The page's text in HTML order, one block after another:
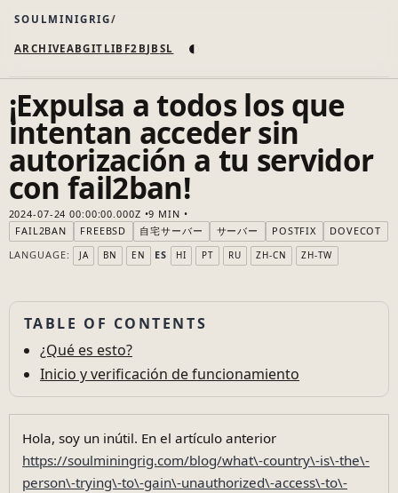
SOULMINIGRIG
ARCHIVEABGIT LIB F2B JB SL ◐
¡Expulsa a todos los que
intentan acceder sin
autorización a tu servidor
con fail2ban!
2024-07-24 00:00:00.000Z
9 MIN
FAIL2BAN
FREEBSD 自宅サーバー サーバー POSTFIX
DOVECOT
LANGUAGE:
JA BN EN ES HI PT RU ZH-CN ZH-TW
TABLE OF CONTENTS
¿Qué es esto?
Inicio y verificación de funcionamiento
Hola, soy un inútil. En el artículo anterior
https://soulminingrig.com/blog/what\-country\-is\-the\-
person\-trying\-to\-gain\-unauthorized\-access\-to\-